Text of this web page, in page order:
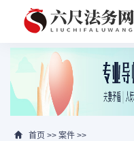
首页 >> 案件 >>